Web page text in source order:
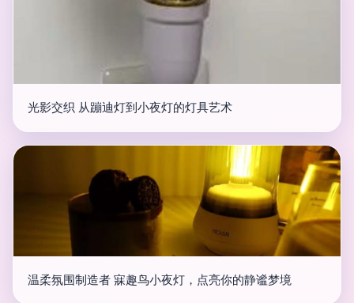
光影交织 从蹦迪灯到小夜灯的灯具艺术
温柔氛围制造者 寐趣鸟小夜灯，点亮你的静谧梦境